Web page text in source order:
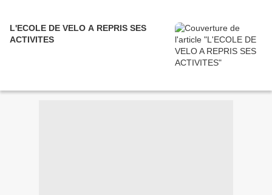
L'ECOLE DE VELO A REPRIS SES
ACTIVITES